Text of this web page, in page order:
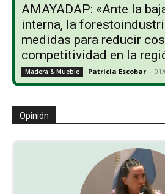
AMAYADAP: «Ante la
interna, la
medidas para reducir
competitividad en la
Madera & Mueble Patricia Escobar -
Opinión